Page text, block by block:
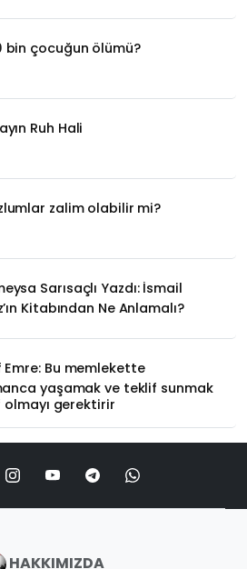
bin çocuğun ölümü?
Ruh Hali
zalim olabilir mi?
Sarısaçlı Yazdı: İsmail
Kitabından Ne Anlamalı?
Emre: Bu memlekette
yaşamak ve teklif sunmak
olmayı gerektirir
HAKKIMIZDA